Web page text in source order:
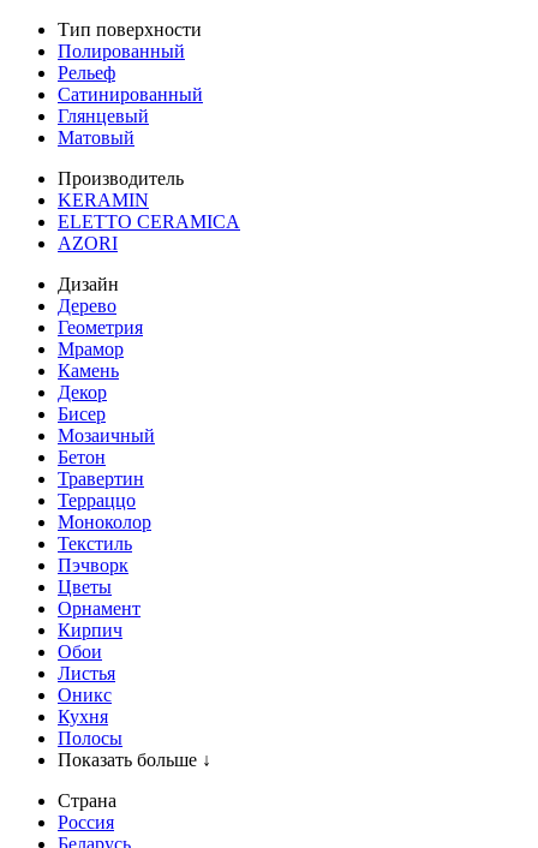
Тип поверхности
Полированный
Рельеф
Сатинированный
Глянцевый
Матовый
Производитель
KERAMIN
ELETTO CERAMICA
AZORI
Дизайн
Дерево
Геометрия
Мрамор
Камень
Декор
Бисер
Мозаичный
Бетон
Травертин
Терраццо
Моноколор
Текстиль
Пэчворк
Цветы
Орнамент
Кирпич
Обои
Листья
Оникс
Кухня
Полосы
Показать больше ↓
Страна
Россия
Беларусь